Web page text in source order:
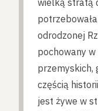
wielką stratą
odrodzonej
pochowany
przemyskich,
częścią
jest żywe w